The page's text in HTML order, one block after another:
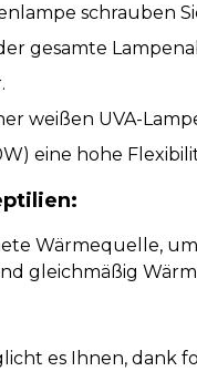
schrauben
gesamte
weißen UVA-
eine hohe
Wärmequelle,
gleichmäßig
es Ihnen,